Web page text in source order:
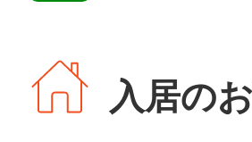
入居の